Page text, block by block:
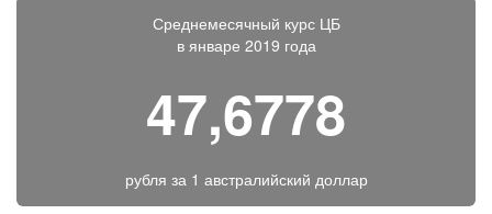
Среднемесячный курс ЦБ
в январе 2019 года
47,6778
рубля за 1 австралийский доллар